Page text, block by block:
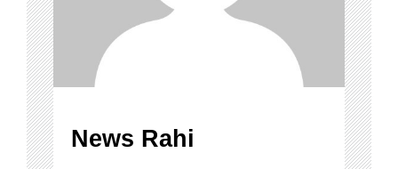
News Rahi